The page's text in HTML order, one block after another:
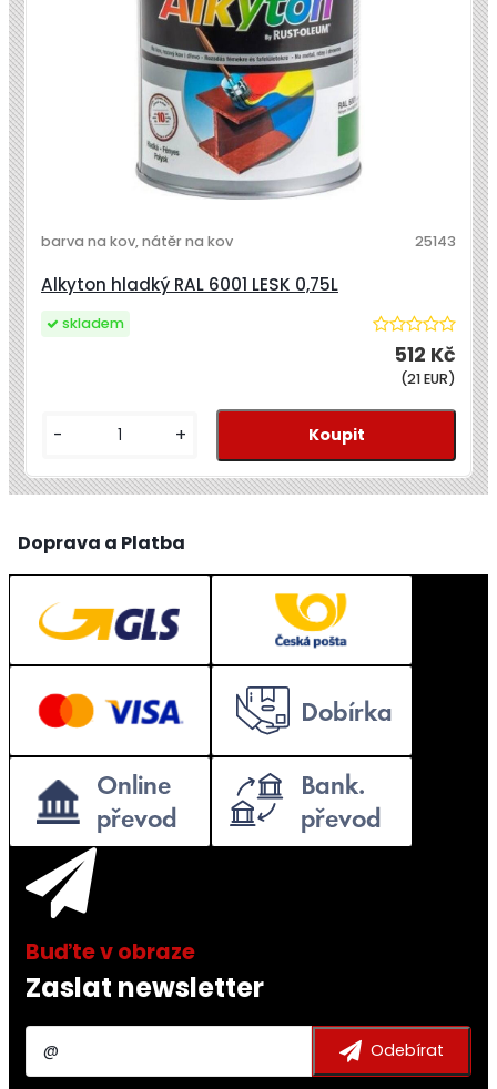
Alkyton hladký RAL 6001 LESK 0,75L
barva na kov, nátěr na kov 25143
512 Kč
(21 EUR)
skladem
- +
Doprava a Platba
Zaslat newsletter